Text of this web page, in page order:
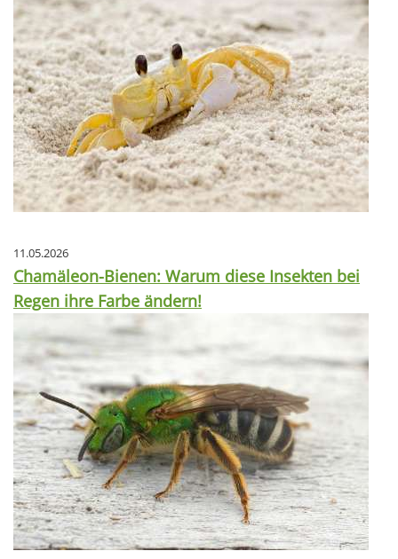
11.05.2026
Chamäleon-Bienen: Warum diese Insekten bei
Regen ihre Farbe ändern!